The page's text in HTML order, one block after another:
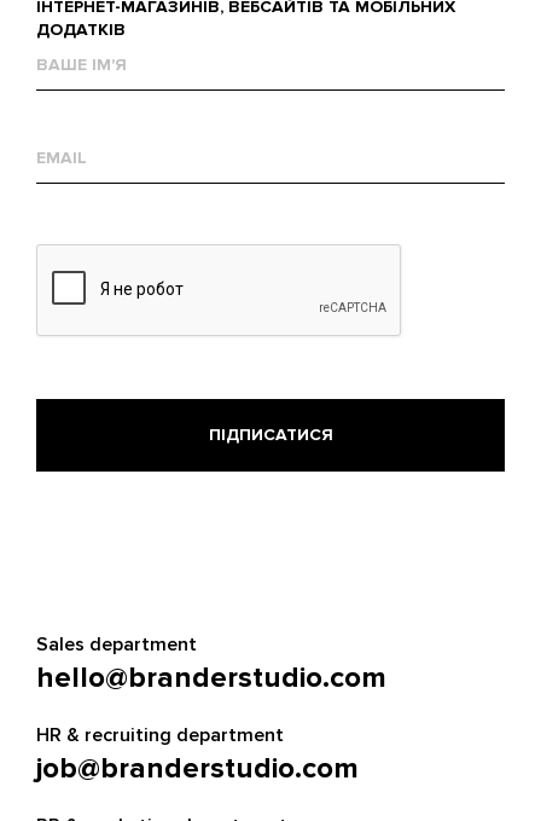
ІНТЕРНЕТ-МАГАЗИНІВ, ВЕБСАЙТІВ ТА МОБІЛЬНИХ
ДОДАТКІВ
им'я
mail
Sales department
hello@branderstudio.com
HR & recruiting department
job@branderstudio.com